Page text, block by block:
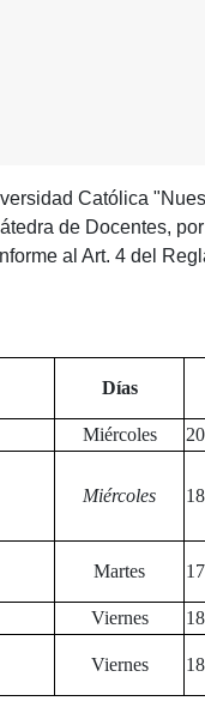
Católica
de Docentes,
al Art. 4 del
Días
Miércoles
Miércoles
Martes
Viernes
Viernes